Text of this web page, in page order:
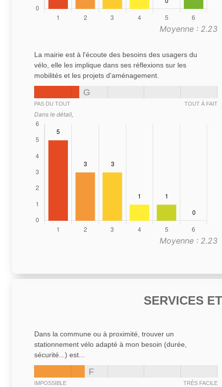
Moyenne : 2.23
La mairie est à l'écoute des besoins des usagers du
vélo, elle les implique dans ses réflexions sur les
mobilités et les projets d'aménagement.
G
PAS DU TOUT TOUT À FAIT
Dans le détail,
Moyenne : 2.23
SERVICES
Dans la commune ou à proximité, trouver un
stationnement vélo adapté à mon besoin (durée,
sécurité...) est...
F
IMPOSSIBLE TRÈS FACILE